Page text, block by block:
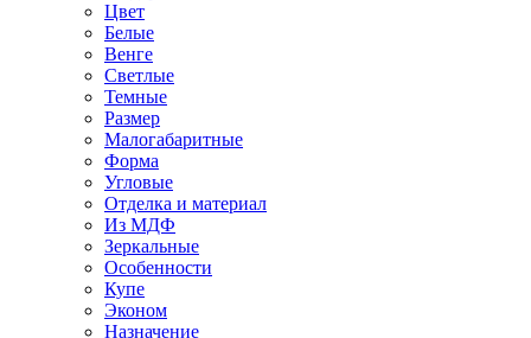
Цвет
Белые
Венге
Светлые
Темные
Размер
Малогабаритные
Форма
Угловые
Отделка и материал
Из МДФ
Зеркальные
Особенности
Купе
Эконом
Назначение